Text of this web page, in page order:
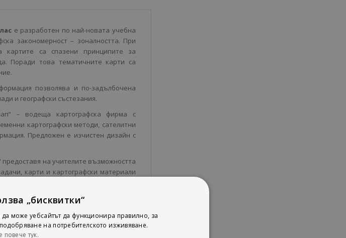
е разработен по най-новата учебна
закономерност – зоналността. При
са спазени принципите за
Поради това тематичните карти са
позволява и по-задълбо­чена
и географски състезания.
– водеща картографска фир­ма с
картографски методи, сателитни
Предложен е изчистен дизайн с
предоставя на учителите възможността
карти и кар­тографски материали
интерес на учениците. Помагалата са
„бисквитки“
да може уебсайтът да функционира правилно, за
на потребителското изживяване.
повече тук.